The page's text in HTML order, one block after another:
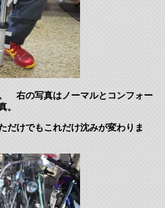
右の写真はノーマルとコンフォー
。
だけでもこれだけ沈みが変わりま